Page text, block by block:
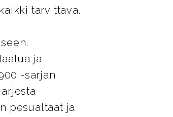
tarvittava.
ja
-sarjan
pesualtaat ja